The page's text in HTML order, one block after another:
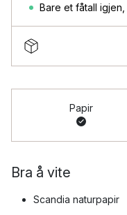
Bare et fåtall igjen
Papir
Bra å vite
Scandia naturpapir